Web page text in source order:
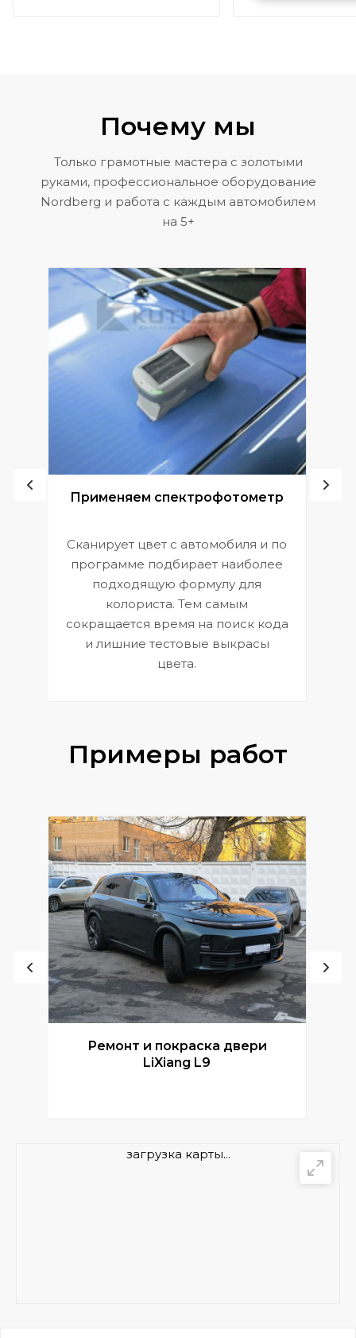
Почему мы
Только грамотные мастера с золотыми
руками, профессиональное оборудование
Nordberg и работа с каждым автомобилем
на 5+
Применяем спектрофотометр
Сканирует цвет с автомобиля и по
программе подбирает наиболее
подходящую формулу для
колориста. Тем самым
сокращается время на поиск кода
и лишние тестовые выкрасы
цвета.
Примеры работ
Ремонт и покраска двери
LiXiang L9
загрузка карты...